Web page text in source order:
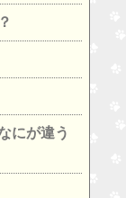
にが違う